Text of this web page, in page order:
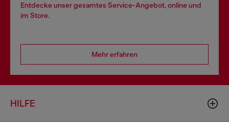
Entdecke unser gesamtes Service-Angebot, online und
im Store.
Mehr erfahren
HILFE